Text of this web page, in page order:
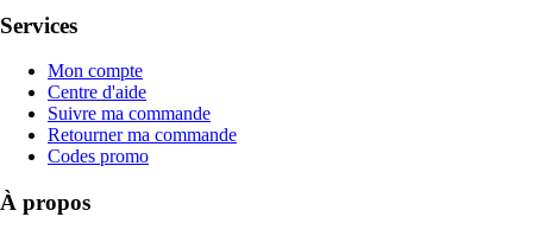
Services
Mon compte
Centre d'aide
Suivre ma commande
Retourner ma commande
Codes promo
À propos